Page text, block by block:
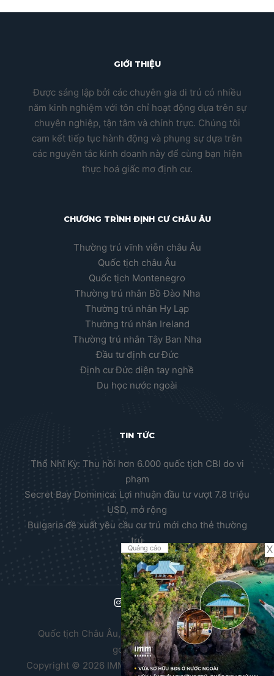
GIỚI THIỆU
Được sáng lập bởi các chuyên gia di trú có nhiều
năm kinh nghiệm với tôn chỉ hoạt động dựa trên sự
chuyên nghiệp, tận tâm và chính trực. Chúng tôi
cam kết tiếp tục hành động và phụng sự dựa trên
các nguyên tắc kinh doanh này để cùng bạn hiện
thực hoá giấc mơ định cư.
CHƯƠNG TRÌNH ĐỊNH CƯ CHÂU ÂU
Thường trú vĩnh viễn châu Âu
Quốc tịch châu Âu
Quốc tịch Montenegro
Thường trú nhân Bồ Đào Nha
Thường trú nhân Hy Lạp
Thường trú nhân Ireland
Thường trú nhân Tây Ban Nha
Đầu tư định cư Đức
Định cư Đức diện tay nghề
Du học nước ngoài
TIN TỨC
Thổ Nhĩ Kỳ: Thu hồi hơn 6.000 quốc tịch CBI do vi
phạm
Secret Bay Dominica: Lợi nhuận đầu tư vượt 7.8 triệu
USD, mở rộng
Bulgaria đề xuất yêu cầu cư trú mới cho thẻ thường
trú
Quốc tịch Châu Âu, Thường trú nhân Châu Âu,
golden visa
Copyright © 2026 IMM Group. Thiết kế website bởi
Quảng cáo X